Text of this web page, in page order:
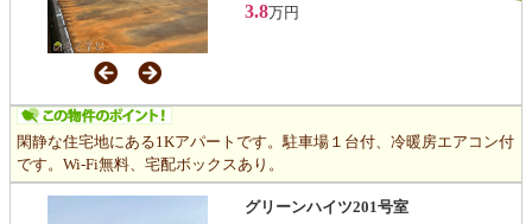
3.8万円
閑静な住宅地にある1Kアパートです。駐車場１台付、冷暖房エアコン付
です。Wi-Fi無料、宅配ボックスあり。
グリーンハイツ201号室